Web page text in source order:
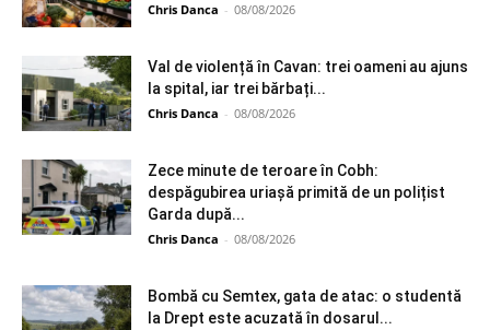
Chris Danca - 08/08/2026
Val de violență în Cavan: trei oameni au ajuns
la spital, iar trei bărbați...
Chris Danca - 08/08/2026
Zece minute de teroare în Cobh:
despăgubirea uriașă primită de un polițist
Garda după...
Chris Danca - 08/08/2026
Bombă cu Semtex, gata de atac: o studentă
la Drept este acuzată în dosarul...